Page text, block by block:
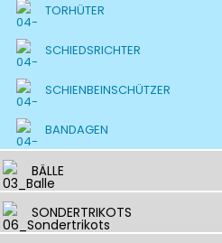
TORHÜTER
SCHIEDSRICHTER
SCHIENBEINSCHÜTZER
BANDAGEN
BÄLLE
SONDERTRIKOTS